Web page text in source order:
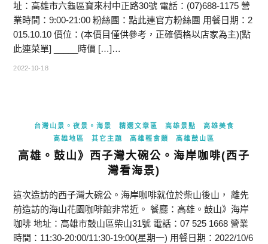
址：高雄市六龜區寶來村中正路30號 電話：(07)688-1175 營
業時間：9:00-21:00 粉絲團：點此連官方粉絲團 用餐日期：2
015.10.10 價位：(本價目僅供參考，正確價格以店家為主)[點
此連菜單] _____時價 […]…
2022-10-18
台灣山景。夜景。海景 精選文章區 高雄景點
高雄美食
高雄地區
其它主題 高雄輕食類 高雄鼓山區
高雄。鼓山》西子灣大碗公。海岸咖啡(西子
灣看海景)
這次造訪的西子灣大碗公。海岸咖啡就位於柴山後山， 離先
前造訪的海山花園咖啡館非常近。 餐廳：高雄。鼓山》海岸
咖啡 地址：高雄市鼓山區柴山31號 電話：07 525 1668 營業
時間：11:30-20:00/11:30-19:00(星期一) 用餐日期：2022/10/6